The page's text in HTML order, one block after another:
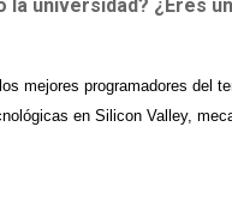
universidad? ¿Eres
mejores programadores del
en Silicon Valley,